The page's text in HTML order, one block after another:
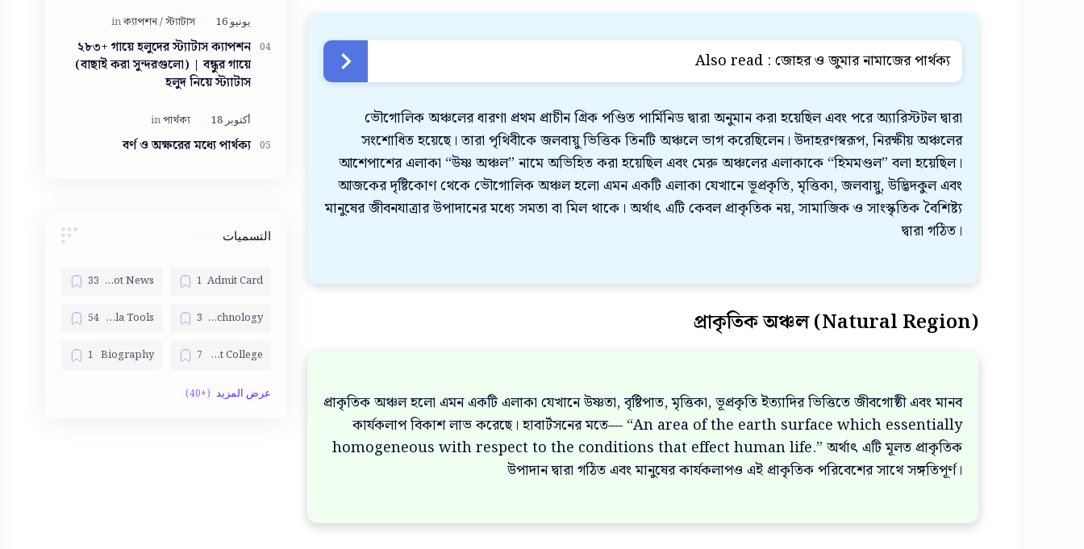
Also read : জোহর ও জুমার নামাজের পার্থক্য
ভৌগোলিক অঞ্চলের ধারণা প্রথম প্রাচীন গ্রিক পণ্ডিত পার্মিনিড দ্বারা অনুমান করা হয়েছিল এবং পরে অ্যারিস্টটল দ্বারা
সংশোধিত হয়েছে। তারা পৃথিবীকে জলবায়ু ভিত্তিক তিনটি অঞ্চলে ভাগ করেছিলেন। উদাহরণস্বরূপ, নিরক্ষীয় অঞ্চলের
আশেপাশের এলাকা “উষ্ণ অঞ্চল” নামে অভিহিত করা হয়েছিল এবং মেরু অঞ্চলের এলাকাকে “হিমমণ্ডল” বলা হয়েছিল।
আজকের দৃষ্টিকোণ থেকে ভৌগোলিক অঞ্চল হলো এমন একটি এলাকা যেখানে ভূপ্রকৃতি, মৃত্তিকা, জলবায়ু, উদ্ভিদকুল এবং
মানুষের জীবনযাত্রার উপাদানের মধ্যে সমতা বা মিল থাকে। অর্থাৎ এটি কেবল প্রাকৃতিক নয়, সামাজিক ও সাংস্কৃতিক বৈশিষ্ট্য
দ্বারা গঠিত।
প্রাকৃতিক অঞ্চল (Natural Region)
প্রাকৃতিক অঞ্চল হলো এমন একটি এলাকা যেখানে উষ্ণতা, বৃষ্টিপাত, মৃত্তিকা, ভূপ্রকৃতি ইত্যাদির ভিত্তিতে জীবগোষ্ঠী এবং মানব
কার্যকলাপ বিকাশ লাভ করেছে। হাবার্টসনের মতে— “An area of the earth surface which essentially
homogeneous with respect to the conditions that effect human life.” অর্থাৎ এটি মূলত প্রাকৃতিক
উপাদান দ্বারা গঠিত এবং মানুষের কার্যকলাপও এই প্রাকৃতিক পরিবেশের সাথে সঙ্গতিপূর্ণ।
সুন্দরী মেয়ে
২৮৩+ গায়ে হলুদের স্ট্যাটাস ক্যাপশন
(বাছাই করা সুন্দরগুলো) | বন্ধুর গায়ে
হলুদ নিয়ে স্ট্যাটাস
বর্ণ ও অক্ষরের মধ্যে পার্থক্য
التسميات
Admit Card
Bangla Hot News
Bangla Technology
Bangla Tools
Best College
Biography
Bom dia